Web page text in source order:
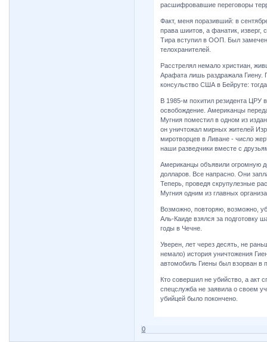
расшифровавшие переговоры
Факт, меня поразивший: в
права шиитов, а фанатик, изверг,
Тира вступил в ООП. Был
телохранителей.
Расстрелял немало христиан,
Арафата лишь раздражала Гиену.
консульство США в Бейруте:
В 1985-м похитил резидента ЦРУ
освобождение. Американцы
Мугния поместил в одном из
он уничтожал мирных жителей
миротворцев в Ливане - число
наши разведчики вместе с
Американцы объявили огромную
долларов. Все напрасно. Они
Теперь, проведя скрупулезные
Мугния одним из главных
Возможно, повторяю, возможно,
Аль-Каиде взялся за подготовку
годы в Чечне.
Уверен, лет через десять, не
немало) история уничтожения
автомобиль Гиены был взорван в
Кто совершил не убийство, а акт
спецслужба не заявила о своем
убийцей было покончено.
0